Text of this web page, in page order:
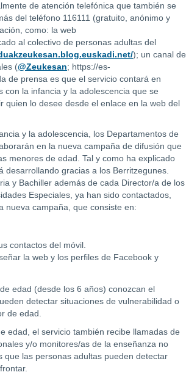
de atención telefónica que también se
del teléfono 116111 (gratuito, anónimo y
como: la web
al colectivo de personas adultas del
); un canal de
(@Zeukesan; https://es-
de prensa es que el servicio contará en
la infancia y la adolescencia que se
lo desee desde el enlace en la web del
y la adolescencia, los Departamentos de
en la nueva campaña de difusión que
menores de edad. Tal y como ha explicado
gracias a los Berritzegunes.
y Bachiller además de cada Director/a de los
Especiales, ya han sido contactados,
nueva campaña, que consiste en:
contactos del móvil.
la web y los perfiles de Facebook y
edad (desde los 6 años) conozcan el
detectar situaciones de vulnerabilidad o
de edad.
edad, el servicio también recibe llamadas de
y/o monitores/as de la enseñanza no
que las personas adultas pueden detectar